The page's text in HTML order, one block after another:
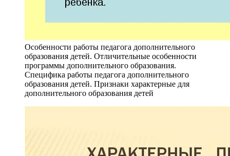
Особенности работы педагога дополнительного
образования детей. Отличительные особенности
программы дополнительного образования.
Специфика работы педагога дополнительного
образования детей. Признаки характерные для
дополнительного образования детей